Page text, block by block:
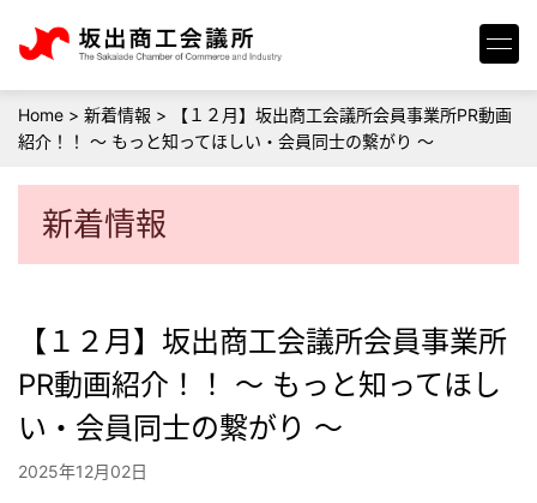
Home > 新着情報 >
【１２月】坂出商工会議所会員事業所PR動画
紹介！！ ～ もっと知ってほしい・会員同士の繋がり ～
新着情報
【１２月】坂出商工会議所会員事業所
PR動画紹介！！ ～ もっと知ってほし
い・会員同士の繋がり ～
2025年12月02日